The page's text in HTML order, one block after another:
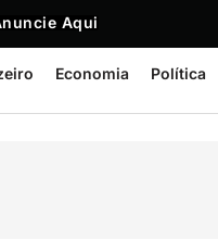
Aqui
Economia Política